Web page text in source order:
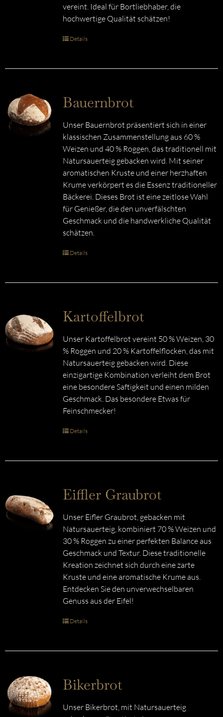
vereint. Ideal für Bortliebhaber, die
hochwertige Qualität schätzen!
Details
Bauernbrot
Unser Bauernbrot präsentiert sich in einer
klassischen Zusammenstellung aus 60 %
Weizen und 40 % Roggen, das traditionell mit
Natursauerteig gebacken wird. Mit seiner
aromatischen Kruste und einer herzhaften
Krume verkörpert es die Essenz traditioneller
Bäckerei. Dieses Brot ist eine zeitlose Wahl
für Genießer, die den unverfälschten
Geschmack und die handwerkliche Qualität
schätzen.
Details
Kartoffelbrot
Unser Kartoffelbrot vereint 50 % Weizen, 30
% Roggen und 20 % Kartoffelflocken, das mit
Natursauerteig gebacken wird. Diese
einzigartige Kombination verleiht dem Brot
eine besondere Saftigkeit und einen milden
Geschmack. Das besondere Etwas für
Feinschmecker!
Details
Eiffler Graubrot
Unser Eifler Graubrot, gebacken mit
Natursauerteig, kombiniert 70 % Weizen und
30 % Roggen zu einer perfekten Balance aus
Geschmack und Textur. Diese traditionelle
Kreation zeichnet sich durch eine zarte
Kruste und eine aromatische Krume aus.
Entdecken Sie den unverwechselbaren
Genuss aus der Eifel!
Details
Bikerbrot
Unser Bikerbrot, mit Natursauerteig